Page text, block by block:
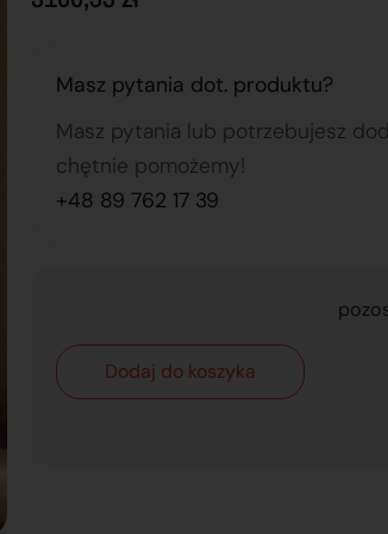
Masz pytania dot. produktu?
Masz pytania lub potrzebujesz
chętnie pomożemy!
+48 89 762 17 39
Dodaj do koszyka